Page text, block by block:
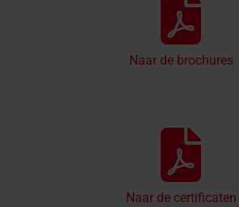
Naar de brochures
Naar de certificaten